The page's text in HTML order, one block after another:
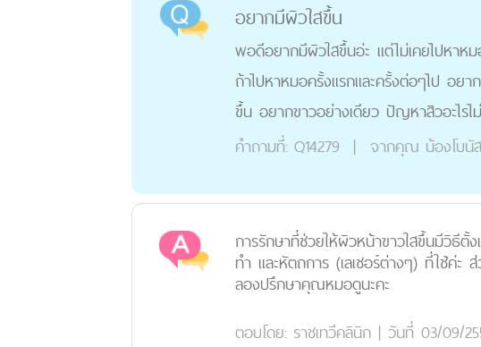
อยากมีผิวใสขึ้น
พอดีอยากมีผิวใสขึ้นอ่ะ แต่ไม่เคยไปหาห
ถ้าไปหาหมอครั้งแรกและครั้งต่อๆไป อยาก
ขึ้น อยากขาวอย่างเดียว ปัญหาสิวอะไรไ
คำถามที่: Q14279 | จากคุณ น้องโบนัส
การรักษาที่ช่วยให้ผิวหน้าขาวใสขึ้นมีวิธี
ทำ และหัตถการ (เลเซอร์ต่างๆ) ที่ใช้ค่ะ
ลองปรึกษาคุณหมอดูนะคะ
ตอบโดย: ราชเทวีคลินิก | วันที่ 03/09/